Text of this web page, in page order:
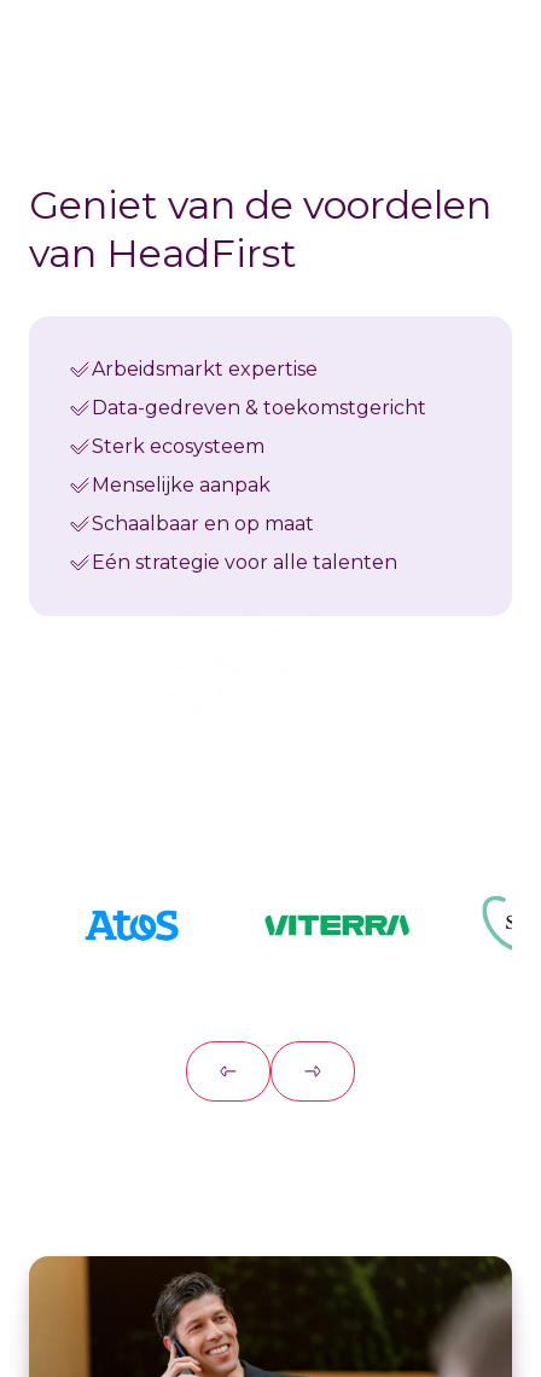
Geniet van de voordelen
van HeadFirst
Arbeidsmarkt expertise
Data-gedreven & toekomstgericht
Sterk ecosysteem
Menselijke aanpak
Schaalbaar en op maat
Eén strategie voor alle talenten